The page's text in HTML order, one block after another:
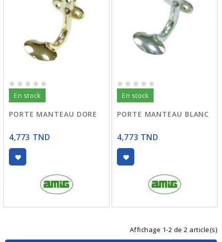
En stock
PORTE MANTEAU DORE
4,773 TND
En stock
PORTE MANTEAU BLANC
4,773 TND
Affichage 1-2 de 2 article(s)